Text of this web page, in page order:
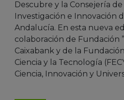
Descubre y la Consejería
Investigación e Innovación
Andalucía. En esta nueva
colaboración de Fundación
Caixabank y de la
Ciencia y la Tecnología
Ciencia, Innovación y